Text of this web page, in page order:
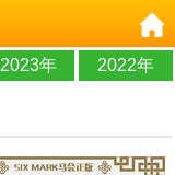
2023年 2022年